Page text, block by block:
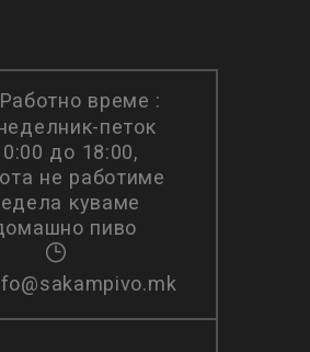
Работно време :
петок
до 18:00,
не работиме
куваме
пиво